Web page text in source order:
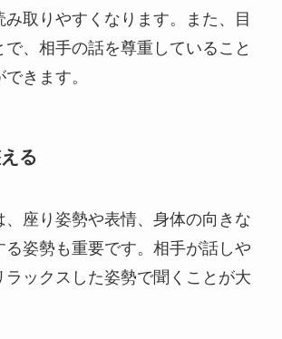
取りやすくなります。また、目
で、相手の話を尊重していること
きます。
る
、座り姿勢や表情、身体の向きな
る姿勢も重要です。相手が話しや
ラックスした姿勢で聞くことが大